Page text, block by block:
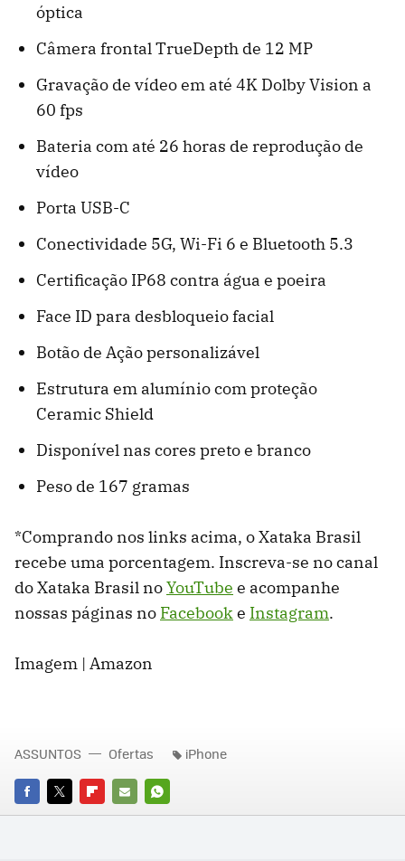
óptica
Câmera frontal TrueDepth de 12 MP
Gravação de vídeo em até 4K Dolby Vision a
60 fps
Bateria com até 26 horas de reprodução de
vídeo
Porta USB-C
Conectividade 5G, Wi-Fi 6 e Bluetooth 5.3
Certificação IP68 contra água e poeira
Face ID para desbloqueio facial
Botão de Ação personalizável
Estrutura em alumínio com proteção
Ceramic Shield
Disponível nas cores preto e branco
Peso de 167 gramas
*Comprando nos links acima, o Xataka Brasil
recebe uma porcentagem. Inscreva-se no canal
do Xataka Brasil noYouTube e acompanhe
nossas páginas no Facebooke Instagram.
Imagem | Amazon
FACEBOOK
TWITTERFLIPBOARD
E-
WHATSAPP
ASSUNTOS Ofertas iPhone